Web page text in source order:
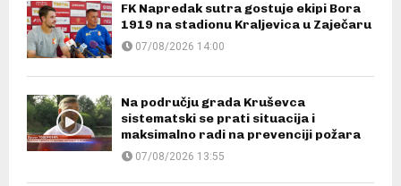
FK Napredak sutra gostuje ekipi Bora
1919 na stadionu Kraljevica u Zaječaru
07/08/2026 14:00
Na području grada Kruševca
sistematski se prati situacija i
maksimalno radi na prevenciji požara
07/08/2026 13:55